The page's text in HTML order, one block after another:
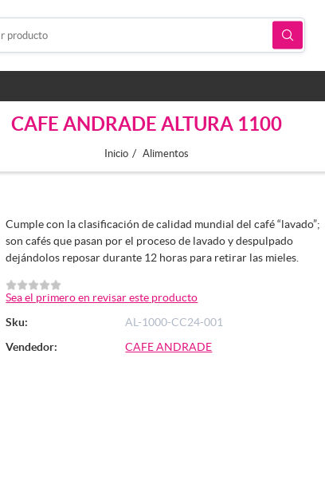
CAFE ANDRADE ALTURA 1100
Inicio / Alimentos
Cumple con la clasificación de calidad mundial del café “lavado”;
son cafés que pasan por el proceso de lavado y despulpado
dejándolos reposar durante 12 horas para retirar las mieles.
Sea el primero en revisar este producto
Sku:
AL-1000-CC24-001
Vendedor:
CAFE ANDRADE